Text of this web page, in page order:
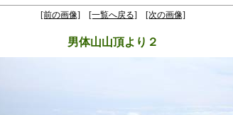
[前の画像] [一覧へ戻る] [次の画像]
男体山山頂より２